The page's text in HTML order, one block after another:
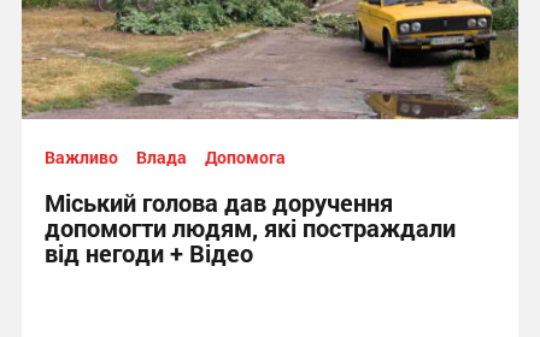
Важливо Влада Допомога
Міський голова дав доручення
допомогти людям, які постраждали
від негоди + Відео